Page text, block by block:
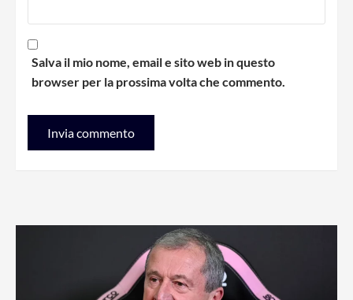
Salva il mio nome, email e sito web in questo
browser per la prossima volta che commento.